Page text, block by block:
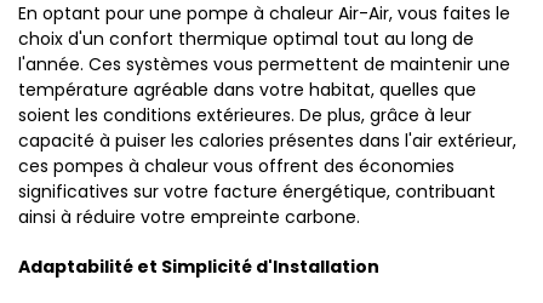
En optant pour une pompe à chaleur Air-Air, vous faites le
choix d'un confort thermique optimal tout au long de
l'année. Ces systèmes vous permettent de maintenir une
température agréable dans votre habitat, quelles que
soient les conditions extérieures. De plus, grâce à leur
capacité à puiser les calories présentes dans l'air extérieur,
ces pompes à chaleur vous offrent des économies
significatives sur votre facture énergétique, contribuant
ainsi à réduire votre empreinte carbone.
Adaptabilité et Simplicité d'Installation